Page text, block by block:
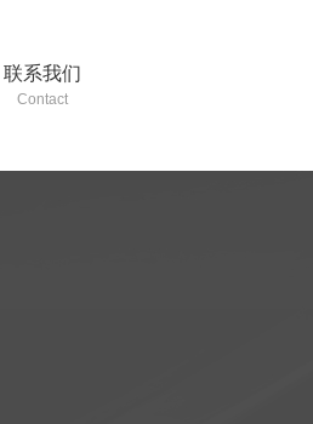
联系我们
Contact